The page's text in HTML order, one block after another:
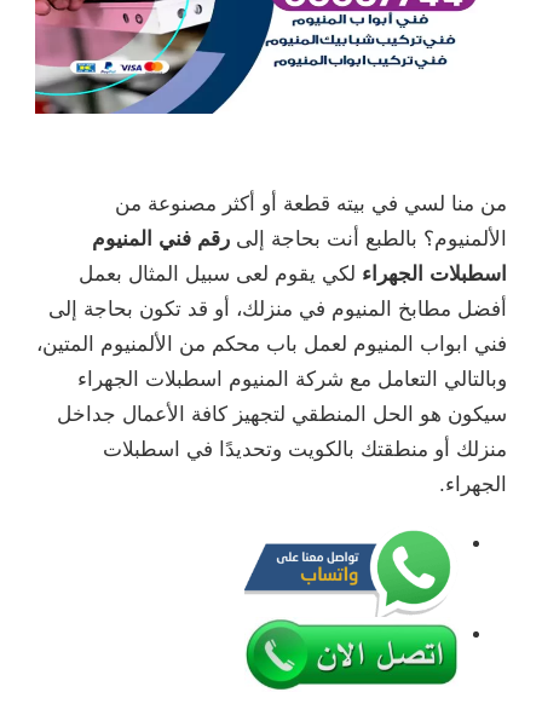
من منا لسي في بيته قطعة أو أكثر مصنوعة من
الألمنيوم؟ بالطبع أنت بحاجة إلى رقم فني المنيوم
اسطبلات الجهراء لكي يقوم لعى سبيل المثال بعمل
أفضل مطابخ المنيوم في منزلك، أو قد تكون بحاجة إلى
فني ابواب المنيوم لعمل باب محكم من الألمنيوم المتين،
وبالتالي التعامل مع شركة المنيوم اسطبلات الجهراء
سيكون هو الحل المنطقي لتجهيز كافة الأعمال جداخل
منزلك أو منطقتك بالكويت وتحديدًا في اسطبلات
الجهراء.